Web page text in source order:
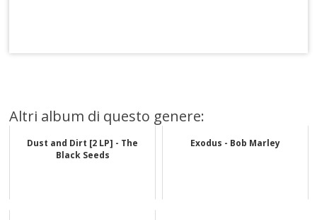
Altri album di questo genere:
Dust and Dirt [2 LP] - The
Black Seeds
Exodus - Bob Marley